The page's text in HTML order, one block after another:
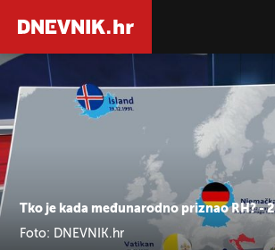
Tko je kada međunarodno priznao RH? - 2
Foto: DNEVNIK.hr